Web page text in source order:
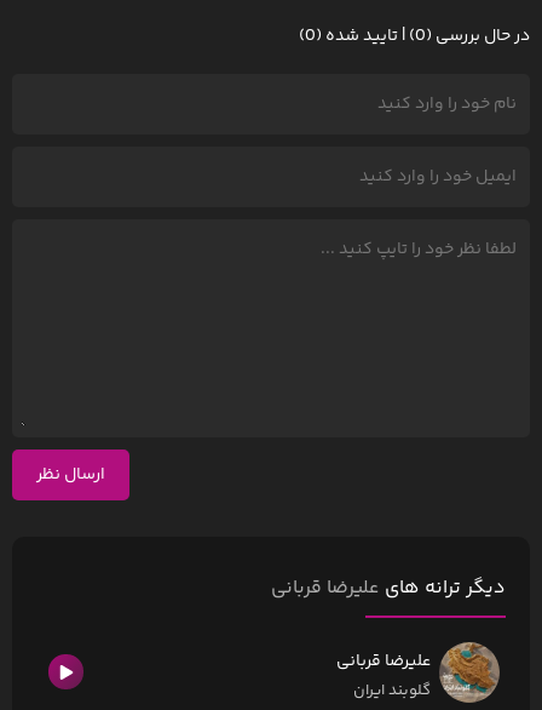
در حال بررسی (0) | تایید شده (0)
ارسال نظر
دیگر ترانه های علیرضا قربانی
علیرضا قربانی
گلوبند ایران